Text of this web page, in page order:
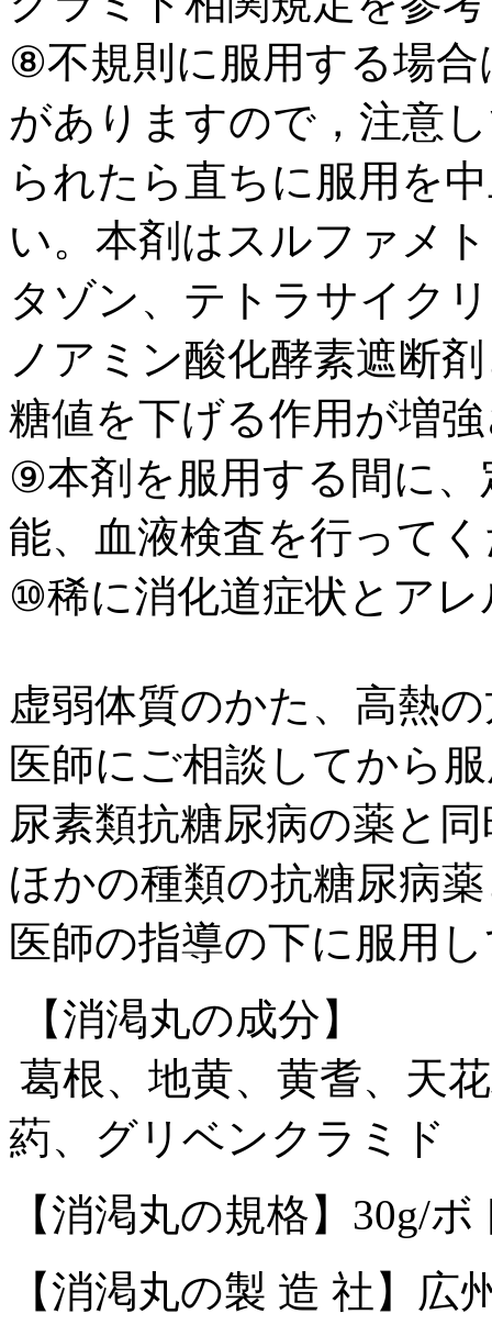
⑧不規則に服用する場
がありますので，注意
られたら直ちに服用を
い。本剤はスルファメ
タゾン、テトラサイク
ノアミン酸化酵素遮断
糖値を下げる作用が増
⑨本剤を服用する間に、
能、血液検査を行って
⑩稀に消化道症状とア
虚弱体質のかた、高熱
医師にご相談してから
尿素類抗糖尿病の薬と
ほかの種類の抗糖尿病
医師の指導の下に服用
【消渇丸の成分】
葛根、地黄、黄耆、天
葯、グリベンクラミ
【消渇丸の規格】 30g/ボ
【消渇丸の製 造 社】 広